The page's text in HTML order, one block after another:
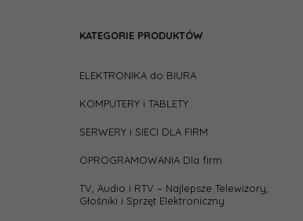
KATEGORIE PRODUKTÓW
ELEKTRONIKA do BIURA
KOMPUTERY i TABLETY
SERWERY i SIECI DLA FIRM
OPROGRAMOWANIA Dla firm
TV, Audio i RTV – Najlepsze Telewizory,
Głośniki i Sprzęt Elektroniczny